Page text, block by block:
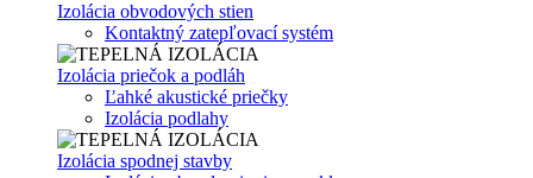
Izolácia obvodových stien
Kontaktný zatepľovací systém
Izolácia priečok a podláh
Ľahké akustické priečky
Izolácia podlahy
Izolácia spodnej stavby